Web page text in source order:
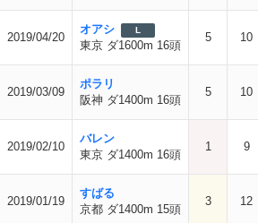
2019/04/20
オアシ L
東京 ダ1600m 16頭
5 10
2019/03/09
ポラリ
阪神 ダ1400m 16頭
5 10
2019/02/10
バレン
東京 ダ1400m 16頭
1 9
2019/01/19
すばる
京都 ダ1400m 15頭
3 12